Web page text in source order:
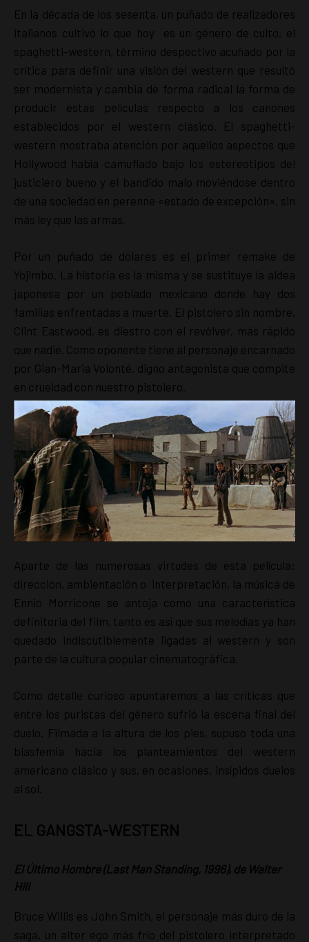
En la década de los sesenta, un puñado de realizadores
italianos cultivó lo que hoy es un género de culto, el
spaghetti-western, término despectivo acuñado por la
crítica para definir una visión del western que resultó
ser modernista y cambia de forma radical la forma de
producir estas películas respecto a los canones
establecidos por el western clásico. El spaghetti-
western mostraba atención por aquellos aspectos que
Hollywood había camuflado bajo los estereotipos del
justiciero bueno y el bandido malo moviéndose dentro
de una sociedad en perenne «estado de excepción», sin
más ley que las armas.
Por un puñado de dólares es el primer remake de
Yojimbo. La historia es la misma y se sustituye la aldea
japonesa por un poblado mexicano donde hay dos
familias enfrentadas a muerte. El pistolero sin nombre,
Clint Eastwood, es diestro con el revólver, más rápido
que nadie. Como oponente tiene al personaje encarnado
por Gian-Maria Volonté, digno antagonista que compite
en crueldad con nuestro pistolero.
Aparte de las numerosas virtudes de esta película:
dirección, ambientación o interpretación, la música de
Ennio Morricone se antoja como una característica
definitoria del film, tanto es así que sus melodías ya han
quedado indiscutiblemente ligadas al western y son
parte de la cultura popular cinematográfica.
Como detalle curioso apuntaremos a las críticas que
entre los puristas del género sufrió la escena final del
duelo. Filmada a la altura de los pies, supuso toda una
blasfemia hacia los planteamientos del western
americano clásico y sus, en ocasiones, insípidos duelos
al sol.
EL GANGSTA-WESTERN
El Último Hombre (Last Man Standing, 1996), de Walter
Hill
Bruce Willis es John Smith, el personaje más duro de la
saga, un alter ego más frío del pistolero interpretado